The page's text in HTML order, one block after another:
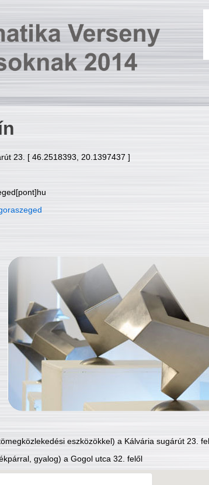
23. [ 46.2518393, 20.1397437 ]
eszközökkel) a Kálvária sugárút 23.
gyalog) a Gogol utca 32. felől